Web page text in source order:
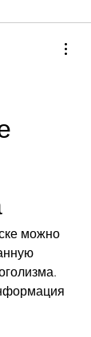
можно